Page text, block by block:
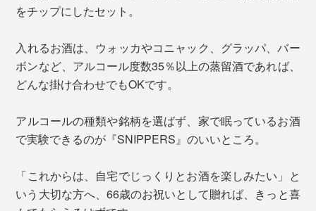
をチップにしたセット。
入れるお酒は、ウォッカやコニャック、グラッパ、バー
ボンなど、アルコール度数35％以上の蒸留酒であれば、
どんな掛け合わせでもOKです。
アルコールの種類や銘柄を選ばず、家で眠っているお酒
で実験できるのが『SNIPPERS』のいいところ。
「これからは、自宅でじっくりとお酒を楽しみたい」と
いう大切な方へ、66歳のお祝いとして贈れば、きっと喜